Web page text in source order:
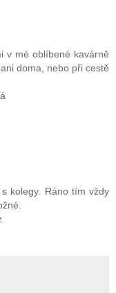
v mé oblíbené kavárně
doma, nebo při cestě
kolegy. Ráno tím vždy